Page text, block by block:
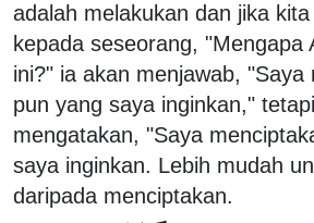
adalah melakukan dan jika
kepada seseorang, "Mengapa
ini?" ia akan menjawab, "Saya
pun yang saya inginkan,"
mengatakan, "Saya
saya inginkan. Lebih mudah
daripada menciptakan.